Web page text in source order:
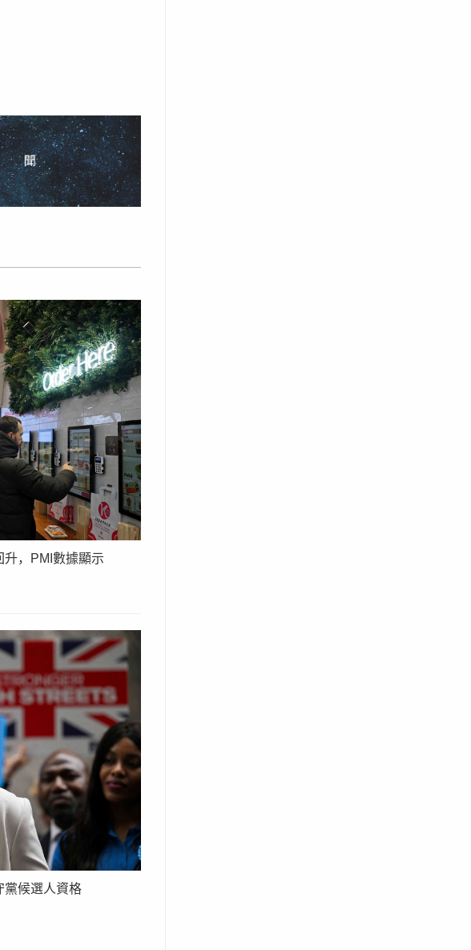
，PMI數據顯示
黨候選人資格